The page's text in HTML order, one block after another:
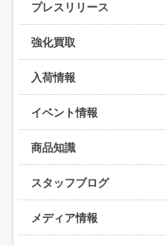
プレスリリース
強化買取
入荷情報
イベント情報
商品知識
スタッフブログ
メディア情報